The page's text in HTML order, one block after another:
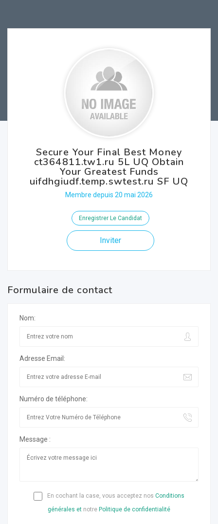
Secure Your Final Best Money
ct364811.tw1.ru 5L UQ Obtain
Your Greatest Funds
uifdhgiudf.temp.swtest.ru SF UQ
Membre depuis 20 mai 2026
Enregistrer Le Candidat
Inviter
Formulaire de contact
Nom:
Adresse Email:
Numéro de téléphone:
Message :
En cochant la case, vous acceptez nos Conditions
générales et notre Politique de confidentialité